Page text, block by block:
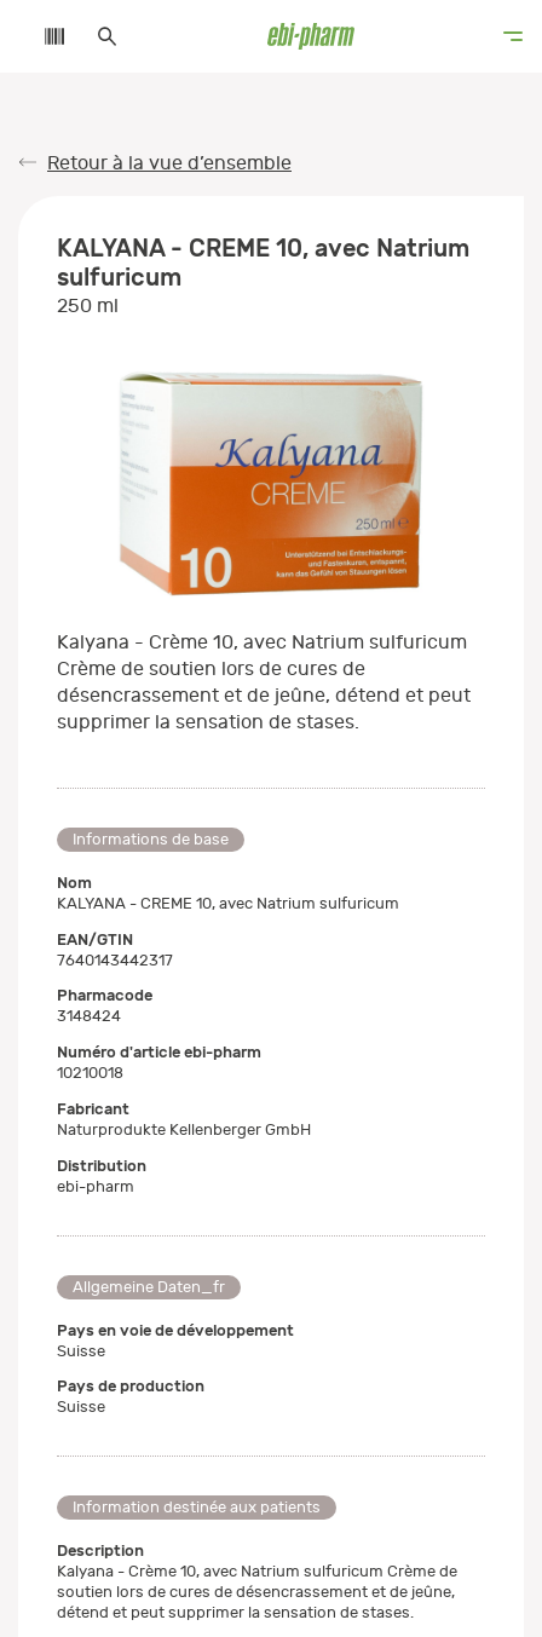
Retour à la vue d’ensemble
KALYANA - CREME 10, avec Natrium
sulfuricum
250 ml
Kalyana - Crème 10, avec Natrium sulfuricum
Crème de soutien lors de cures de
désencrassement et de jeûne, détend et peut
supprimer la sensation de stases.
Informations de base
Nom
KALYANA - CREME 10, avec Natrium sulfuricum
EAN/GTIN
7640143442317
Pharmacode
3148424
Numéro d'article ebi-pharm
10210018
Fabricant
Naturprodukte Kellenberger GmbH
Distribution
ebi-pharm
Allgemeine Daten_fr
Pays en voie de développement
Suisse
Pays de production
Suisse
Information destinée aux patients
Description
Kalyana - Crème 10, avec Natrium sulfuricum Crème de
soutien lors de cures de désencrassement et de jeûne,
détend et peut supprimer la sensation de stases.